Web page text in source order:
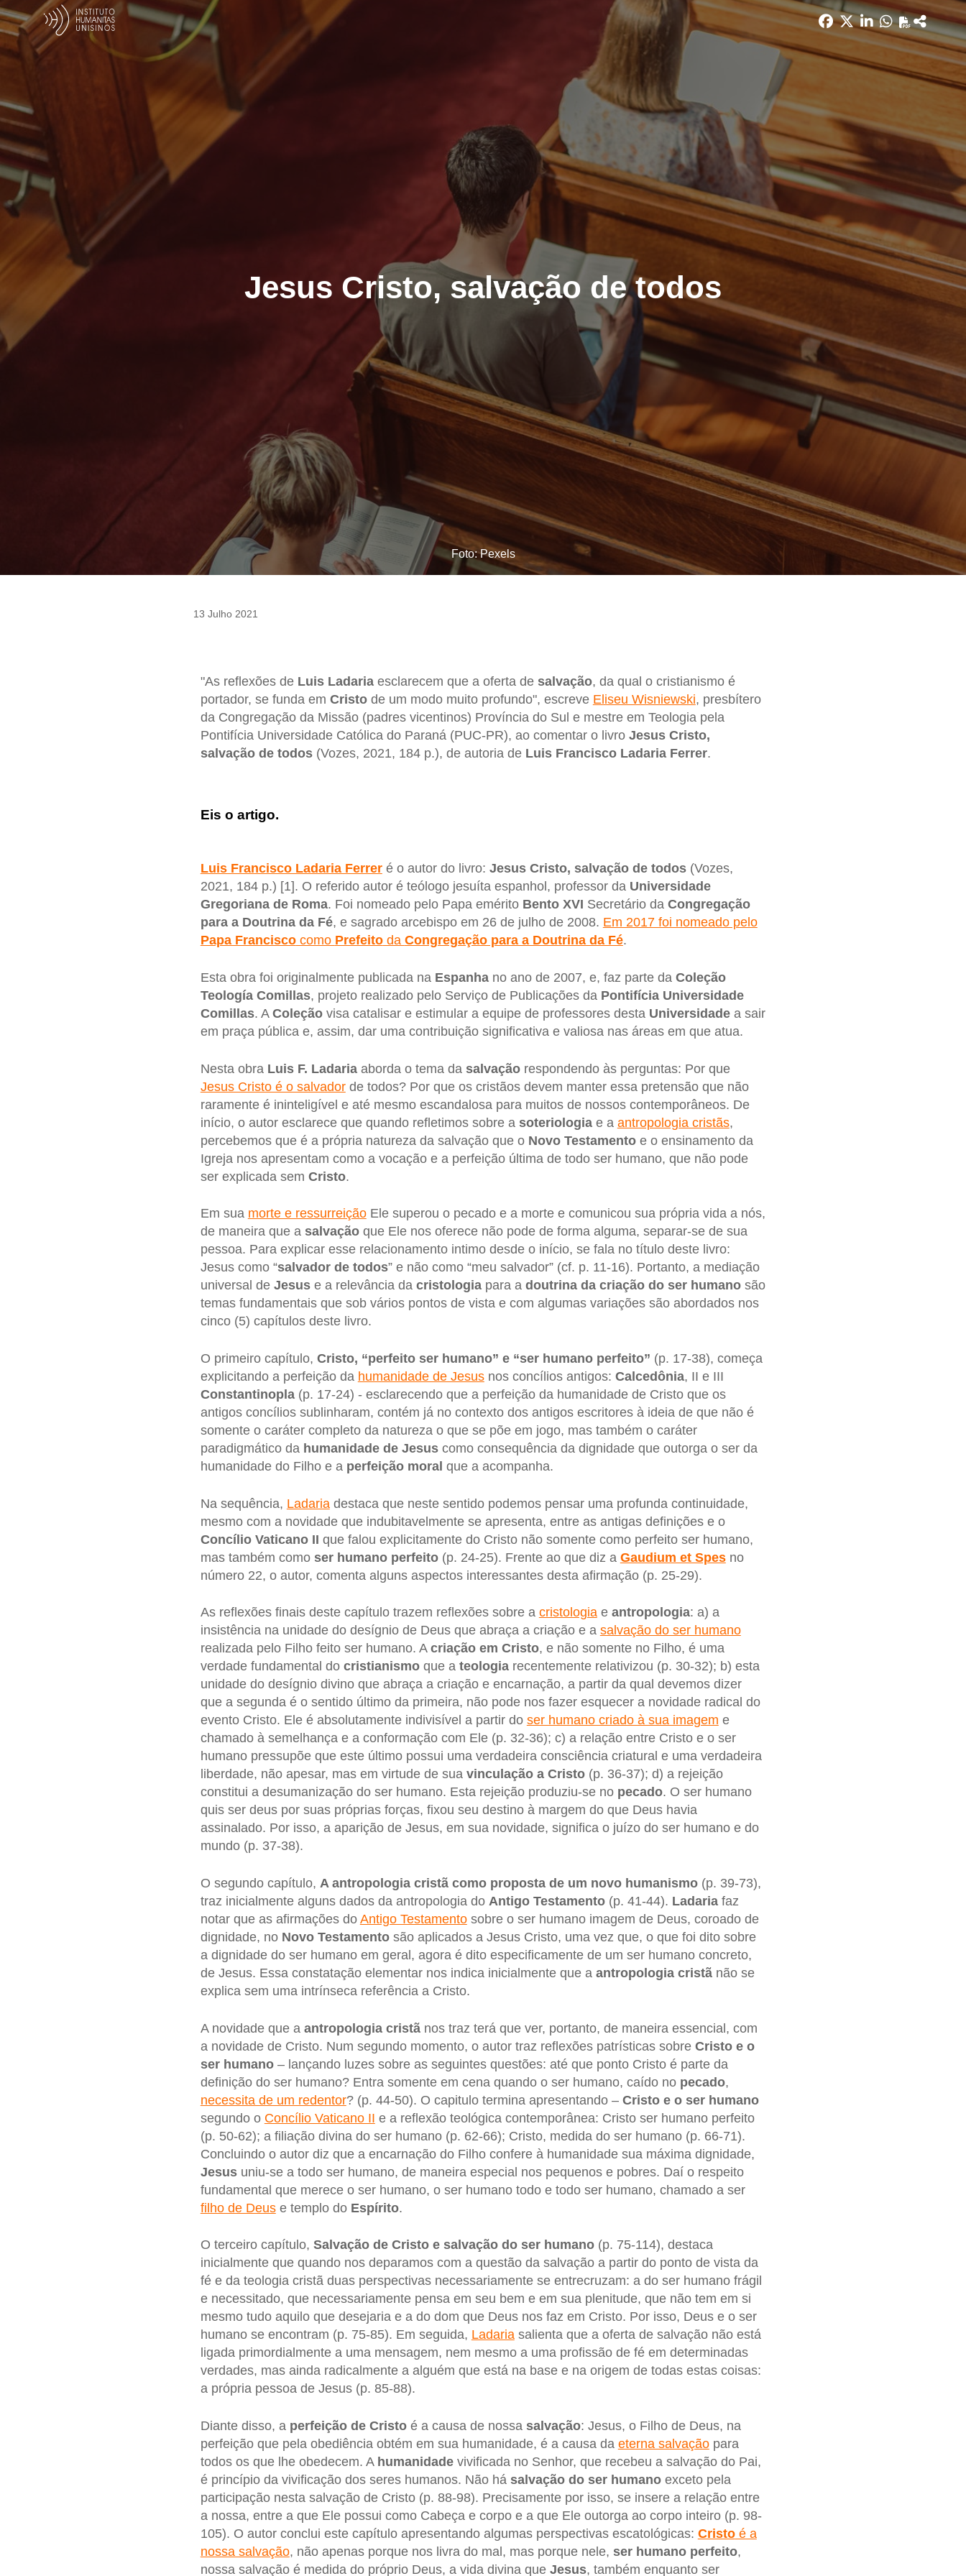
Jesus Cristo, salvação de todos
Foto: Pexels
13 Julho 2021
"As reflexões de Luis Ladariaesclarecem que a oferta de salvação, da qual o cristianismo é
portador, se funda em Cristode um modo muito profundo", escreve Eliseu Wisniewski, presbítero
da Congregação da Missão (padres vicentinos) Província do Sul e mestre em Teologia pela
Pontifícia Universidade Católica do Paraná (PUC-PR), ao comentar o livro Jesus Cristo,
salvação de todos(Vozes, 2021, 184 p.), de autoria de Luis Francisco Ladaria Ferrer.
Eis o artigo.
Luis Francisco Ladaria Ferreré o autor do livro: Jesus Cristo, salvação de todos(Vozes,
2021, 184 p.) [1]. O referido autor é teólogo jesuíta espanhol, professor da Universidade
Gregoriana de Roma. Foi nomeado pelo Papa emérito Bento XVI Secretário da Congregação
para a Doutrina da Fé, e sagrado arcebispo em 26 de julho de 2008. Em 2017 foi nomeado pelo
Papa Franciscocomo Prefeitoda Congregação para a Doutrina da Fé.
Esta obra foi originalmente publicada na Espanhano ano de 2007, e, faz parte da Coleção
Teología Comillas, projeto realizado pelo Serviço de Publicações da Pontifícia Universidade
Comillas. A Coleçãovisa catalisar e estimular a equipe de professores desta Universidadea sair
em praça pública e, assim, dar uma contribuição significativa e valiosa nas áreas em que atua.
Nesta obra Luis F. Ladariaaborda o tema da salvaçãorespondendo às perguntas: Por que
Jesus Cristo é o salvadorde todos? Por que os cristãos devem manter essa pretensão que não
raramente é ininteligível e até mesmo escandalosa para muitos de nossos contemporâneos. De
início, o autor esclarece que quando refletimos sobre a soteriologiae a antropologia cristãs,
percebemos que é a própria natureza da salvação que o Novo Testamentoe o ensinamento da
Igreja nos apresentam como a vocação e a perfeição última de todo ser humano, que não pode
ser explicada sem Cristo.
Em sua morte e ressurreiçãoEle superou o pecado e a morte e comunicou sua própria vida a nós,
de maneira que a salvaçãoque Ele nos oferece não pode de forma alguma, separar-se de sua
pessoa. Para explicar esse relacionamento intimo desde o início, se fala no título deste livro:
Jesus como “salvador de todos” e não como “meu salvador” (cf. p. 11-16). Portanto, a mediação
universal de Jesuse a relevância da cristologiapara a doutrina da criação do ser humanosão
temas fundamentais que sob vários pontos de vista e com algumas variações são abordados nos
cinco (5) capítulos deste livro.
O primeiro capítulo, Cristo, “perfeito ser humano” e “ser humano perfeito” (p. 17-38), começa
explicitando a perfeição da humanidade de Jesusnos concílios antigos: Calcedônia, II e III
Constantinopla(p. 17-24) - esclarecendo que a perfeição da humanidade de Cristo que os
antigos concílios sublinharam, contém já no contexto dos antigos escritores à ideia de que não é
somente o caráter completo da natureza o que se põe em jogo, mas também o caráter
paradigmático da humanidade de Jesuscomo consequência da dignidade que outorga o ser da
humanidade do Filho e a perfeição moral que a acompanha.
Na sequência, Ladariadestaca que neste sentido podemos pensar uma profunda continuidade,
mesmo com a novidade que indubitavelmente se apresenta, entre as antigas definições e o
Concílio Vaticano II que falou explicitamente do Cristo não somente como perfeito ser humano,
mas também como ser humano perfeito(p. 24-25). Frente ao que diz a Gaudium et Spesno
número 22, o autor, comenta alguns aspectos interessantes desta afirmação (p. 25-29).
As reflexões finais deste capítulo trazem reflexões sobre a cristologiae antropologia: a) a
insistência na unidade do desígnio de Deus que abraça a criação e a salvação do ser humano
realizada pelo Filho feito ser humano. A criação em Cristo, e não somente no Filho, é uma
verdade fundamental do cristianismoque a teologiarecentemente relativizou (p. 30-32); b) esta
unidade do desígnio divino que abraça a criação e encarnação, a partir da qual devemos dizer
que a segunda é o sentido último da primeira, não pode nos fazer esquecer a novidade radical do
evento Cristo. Ele é absolutamente indivisível a partir do ser humano criado à sua imagem e
chamado à semelhança e a conformação com Ele (p. 32-36); c) a relação entre Cristo e o ser
humano pressupõe que este último possui uma verdadeira consciência criatural e uma verdadeira
liberdade, não apesar, mas em virtude de sua vinculação a Cristo(p. 36-37); d) a rejeição
constitui a desumanização do ser humano. Esta rejeição produziu-se no pecado. O ser humano
quis ser deus por suas próprias forças, fixou seu destino à margem do que Deus havia
assinalado. Por isso, a aparição de Jesus, em sua novidade, significa o juízo do ser humano e do
mundo (p. 37-38).
O segundo capítulo, A antropologia cristã como proposta de um novo humanismo(p. 39-73),
traz inicialmente alguns dados da antropologia do Antigo Testamento(p. 41-44). Ladariafaz
notar que as afirmações do Antigo Testamentosobre o ser humano imagem de Deus, coroado de
dignidade, noNovo Testamentosão aplicados a Jesus Cristo, uma vez que, o que foi dito sobre
a dignidade do ser humano em geral, agora é dito especificamente de um ser humano concreto,
de Jesus. Essa constatação elementar nos indica inicialmente que a antropologia cristãnão se
explica sem uma intrínseca referência a Cristo.
A novidade que a antropologia cristãnos traz terá que ver, portanto, de maneira essencial, com
a novidade de Cristo. Num segundo momento, o autor traz reflexões patrísticas sobre Cristo e o
ser humano– lançando luzes sobre as seguintes questões: até que ponto Cristo é parte da
definição do ser humano? Entra somente em cena quando o ser humano, caído no pecado,
necessita de um redentor? (p. 44-50). O capitulo termina apresentando – Cristo e o ser humano
segundo o Concílio Vaticano II e a reflexão teológica contemporânea: Cristo ser humano perfeito
(p. 50-62); a filiação divina do ser humano (p. 62-66); Cristo, medida do ser humano (p. 66-71).
Concluindo o autor diz que a encarnação do Filho confere à humanidade sua máxima dignidade,
Jesusuniu-se a todo ser humano, de maneira especial nos pequenos e pobres. Daí o respeito
fundamental que merece o ser humano, o ser humano todo e todo ser humano, chamado a ser
filho de Deuse templo do Espírito.
O terceiro capítulo, Salvação de Cristo e salvação do ser humano(p. 75-114), destaca
inicialmente que quando nos deparamos com a questão da salvação a partir do ponto de vista da
fé e da teologia cristã duas perspectivas necessariamente se entrecruzam: a do ser humano frágil
e necessitado, que necessariamente pensa em seu bem e em sua plenitude, que não tem em si
mesmo tudo aquilo que desejaria e a do dom que Deus nos faz em Cristo. Por isso, Deus e o ser
humano se encontram (p. 75-85). Em seguida, Ladariasalienta que a oferta de salvação não está
ligada primordialmente a uma mensagem, nem mesmo a uma profissão de fé em determinadas
verdades, mas ainda radicalmente a alguém que está na base e na origem de todas estas coisas:
a própria pessoa de Jesus (p. 85-88).
Diante disso, a perfeição de Cristoé a causa de nossa salvação: Jesus, o Filho de Deus, na
perfeição que pela obediência obtém em sua humanidade, é a causa da eterna salvaçãopara
todos os que lhe obedecem. A humanidadevivificada no Senhor, que recebeu a salvação do Pai,
é princípio da vivificação dos seres humanos. Não há salvação do ser humanoexceto pela
participação nesta salvação de Cristo (p. 88-98). Precisamente por isso, se insere a relação entre
a nossa, entre a que Ele possui como Cabeça e corpo e a que Ele outorga ao corpo inteiro (p. 98-
105). O autor conclui este capítulo apresentando algumas perspectivas escatológicas: Cristoé a
nossa salvação, não apenas porque nos livra do mal, mas porque nele, ser humano perfeito,
nossa salvação é medida do próprio Deus, a vida divina que Jesus, também enquanto ser